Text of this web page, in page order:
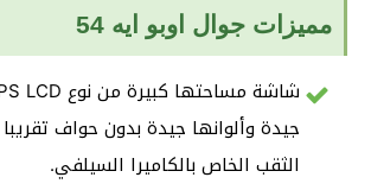
مميزات جوال اوبو ايه 54
جيدة وألوانها جيدة بدون حواف
الثقب الخاص بالكاميرا السيلفي.